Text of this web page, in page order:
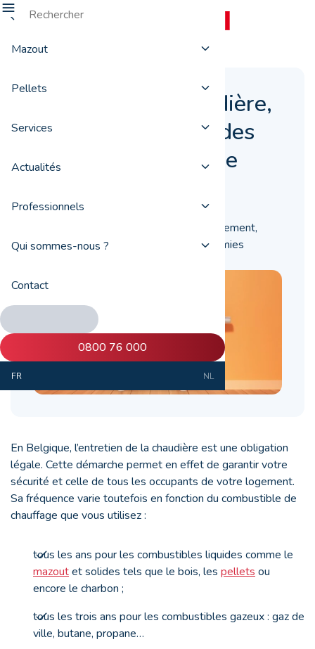
Mazout
Pellets
Services
Actualités
Professionnels
Qui sommes-nous ?
Contact
0800 76 000
FR NL
Entretenir sa chaudière,
un moyen de faire des
économies d’énergie
En entretenant votre chaudière régulièrement,
vous pouvez faire d’importantes économies
En Belgique, l’entretien de la chaudière est une obligation
légale. Cette démarche permet en effet de garantir votre
sécurité et celle de tous les occupants de votre logement.
Sa fréquence varie toutefois en fonction du combustible de
chauffage que vous utilisez :
tous les ans pour les combustibles liquides comme le
mazoutet solides tels que le bois, les pellets ou
encore le charbon ;
tous les trois ans pour les combustibles gazeux : gaz de
ville, butane, propane…